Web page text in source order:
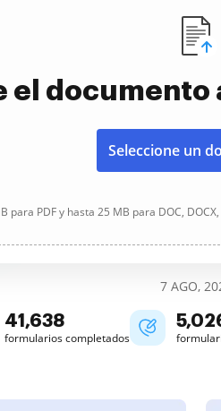
el documento
Seleccione un
para PDF y hasta 25 MB para DOC, DOCX,
7 AGO,
41,639
formularios completados